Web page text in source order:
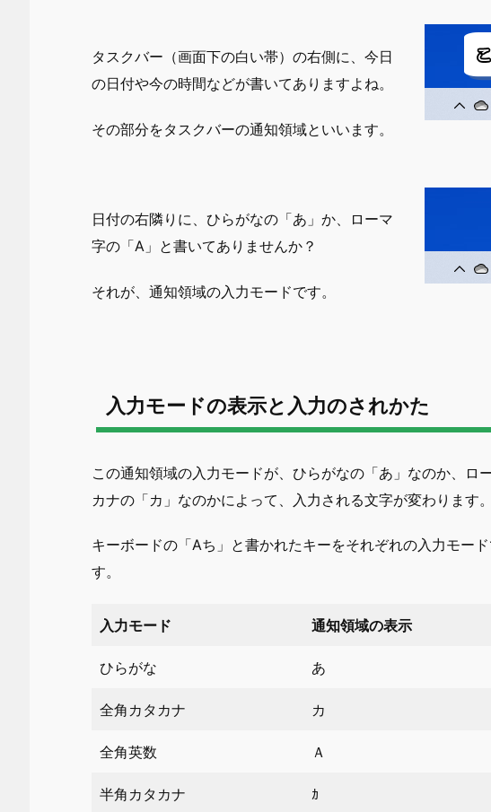
タスクバー（画面下の白い帯）の右側に、今日
の日付や今の時間などが書いてありますよね。
その部分をタスクバーの通知領域といいます。
日付の右隣りに、ひらがなの「あ」か、ローマ
字の「A」と書いてありませんか？
それが、通知領域の入力モードです。
入力モードの表示と入力のされかた
この通知領域の入力モードが、ひらがなの「あ」なのか、ロ
カナの「カ」なのかによって、入力される文字が変わります。
キーボードの「Aち」と書かれたキーをそれぞれの入力モー
す。
入力モード 通知領域の表示
ひらがな あ
全角カタカナ カ
全角英数 Ａ
半角カタカナ ｶ